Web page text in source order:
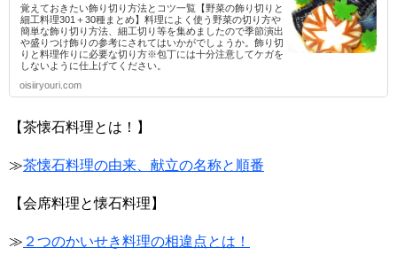
覚えておきたい飾り切り方法とコツ一覧【野菜の飾り切りと
細工料理301＋30種まとめ】料理によく使う野菜の切り方や
簡単な飾り切り方法、細工切り等を集めましたので季節演出
や盛りつけ飾りの参考にされてはいかがでしょうか。飾り切
りと料理作りに必要な切り方※包丁には十分注意してケガを
しないように仕上げてください。
oisiiryouri.com
【茶懐石料理とは！】
≫茶懐石料理の由来、献立の名称と順番
【会席料理と懐石料理】
≫ ２つのかいせき料理の相違点とは！